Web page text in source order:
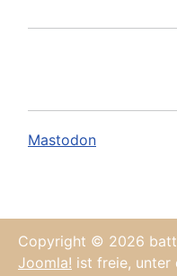
Mastodon
Copyright © 2026
Joomla! ist freie, unter